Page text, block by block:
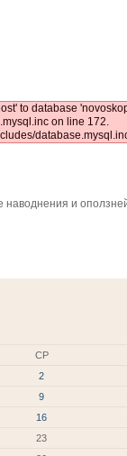
to database
on line 172.
наводнения и
СР
2
9
16
23